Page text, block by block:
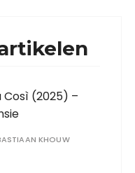
Così (2025) –
KHOUW